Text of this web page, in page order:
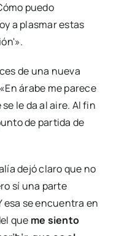
puedo
a plasmar estas
de una nueva
árabe me parece
le da al aire. Al fin
de partida de
dejó claro que no
sí una parte
esa se encuentra en
que me siento